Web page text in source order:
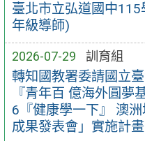
臺北市立弘道國中
年級導師)
2026-07-29 訓育組
轉知國教署委請國立
『青年百 億海外圓夢
6『健康學一下』 澳
成果發表會」實施計